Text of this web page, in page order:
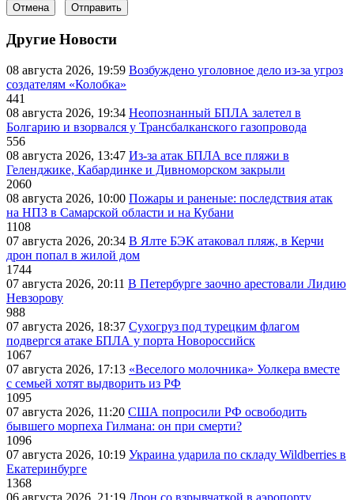
Отмена Отправить
Другие Новости
08 августа 2026, 19:59 Возбуждено уголовное дело из-за угроз
создателям «Колобка»
441
08 августа 2026, 19:34 Неопознанный БПЛА залетел в
Болгарию и взорвался у Трансбалканского газопровода
556
08 августа 2026, 13:47 Из-за атак БПЛА все пляжи в
Геленджике, Кабардинке и Дивноморском закрыли
2060
08 августа 2026, 10:00 Пожары и раненые: последствия атак
на НПЗ в Самарской области и на Кубани
1108
07 августа 2026, 20:34 В Ялте БЭК атаковал пляж, в Керчи
дрон попал в жилой дом
1744
07 августа 2026, 20:11 В Петербурге заочно арестовали Лидию
Невзорову
988
07 августа 2026, 18:37 Сухогруз под турецким флагом
подвергся атаке БПЛА у порта Новороссийск
1067
07 августа 2026, 17:13 «Веселого молочника» Уолкера вместе
с семьей хотят выдворить из РФ
1095
07 августа 2026, 11:20 США попросили РФ освободить
бывшего морпеха Гилмана: он при смерти?
1096
07 августа 2026, 10:19 Украина ударила по складу Wildberries в
Екатеринбурге
1368
06 августа 2026, 21:19 Дрон со взрывчаткой в аэропорту